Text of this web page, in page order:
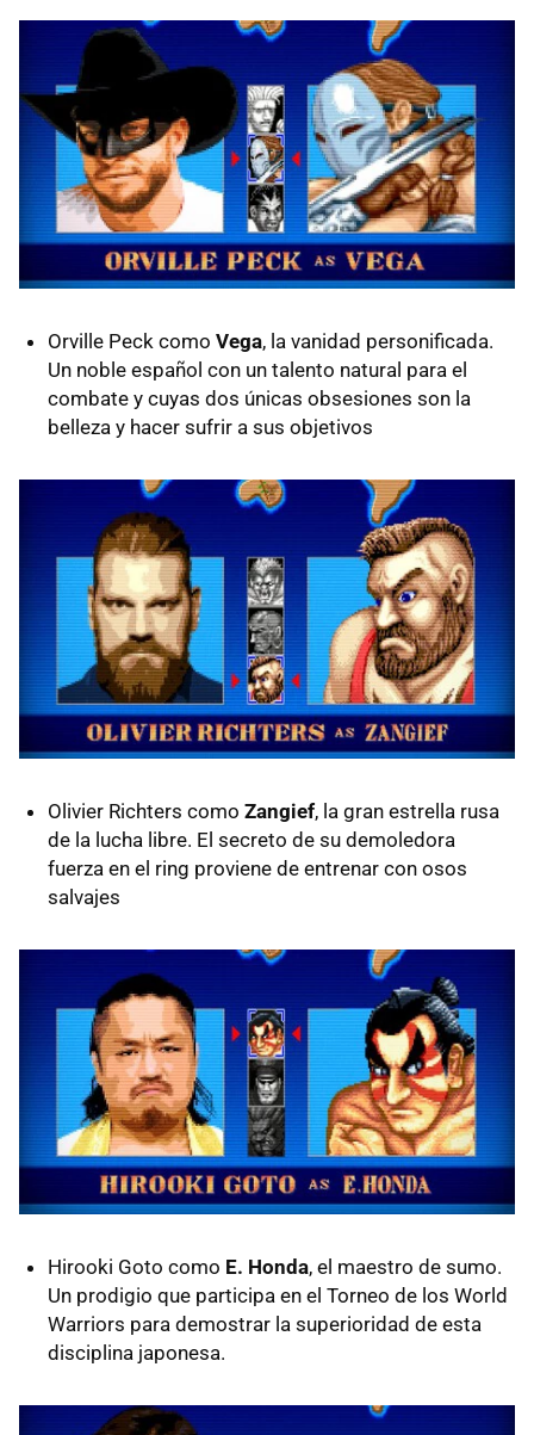
Orville Peck como Vega, la vanidad personificada.
Un noble español con un talento natural para el
combate y cuyas dos únicas obsesiones son la
belleza y hacer sufrir a sus objetivos
Olivier Richters como Zangief, la gran estrella rusa
de la lucha libre. El secreto de su demoledora
fuerza en el ring proviene de entrenar con osos
salvajes
Hirooki Goto como E. Honda, el maestro de sumo.
Un prodigio que participa en el Torneo de los World
Warriors para demostrar la superioridad de esta
disciplina japonesa.